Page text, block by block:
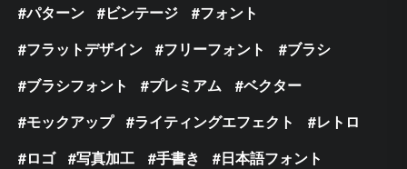
パターン
ビンテージ
フォント
フラットデザイン
フリーフォント
ブラシ
ブラシフォント
プレミアム
ベクター
モックアップ
ライティングエフェクト
レトロ
ロゴ
写真加工 手書き
日本語フォント